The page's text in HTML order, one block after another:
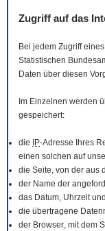
Zugriff auf das
Bei jedem Zugriff
Statistischen
Daten über diesen
Im Einzelnen werden
gespeichert:
die IP-Adresse Ihres
einen solchen auf
die Seite, von der aus
der Name der
das Datum, Uhrzeit
die übertragene
der Browser, mit dem